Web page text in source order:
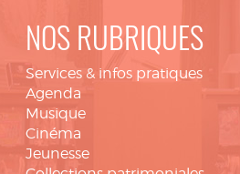
NOS RUBRIQUES
Services & infos pratiques
Agenda
Musique
Cinéma
Jeunesse